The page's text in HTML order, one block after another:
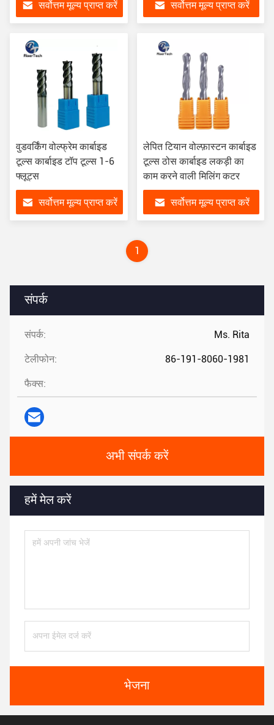
संपर्क
संपर्क: Ms. Rita
टेलीफोन: 86-191-8060-1981
फैक्स:
अभी संपर्क करें
हमें मेल करें
भेजना
सर्वोत्तम मूल्य प्राप्त करें सर्वोत्तम मूल्य प्राप्त करें
वुडवर्किंग वोल्फ्रेम कार्बाइड
टूल्स कार्बाइड टॉप टूल्स 1-6
फ्लूट्स
सर्वोत्तम मूल्य प्राप्त करें
लेपित टियान वोल्फ़ास्टन कार्बाइड
टूल्स ठोस कार्बाइड लकड़ी का
काम करने वाली मिलिंग कटर
सर्वोत्तम मूल्य प्राप्त करें
1